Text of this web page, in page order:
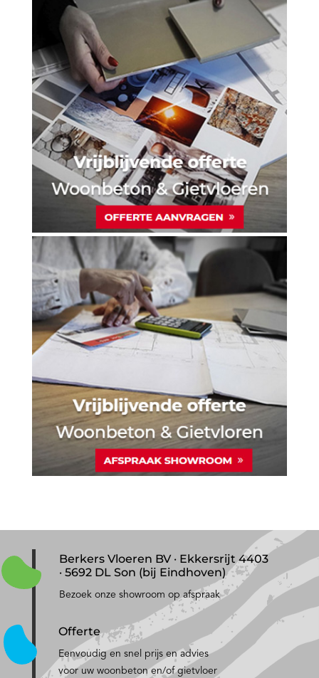
Berkers Vloeren BV · Ekkersrijt 4403
· 5692 DL Son (bij Eindhoven)
Bezoek onze showroom op afspraak
Offerte
Eenvoudig en snel prijs en advies
voor uw woonbeton en/of gietvloer